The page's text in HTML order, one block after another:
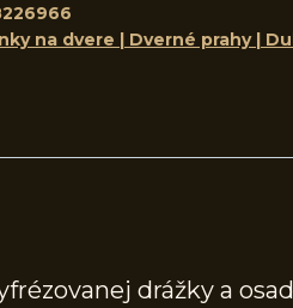
na dvere | Dverné prahy |
drážky a